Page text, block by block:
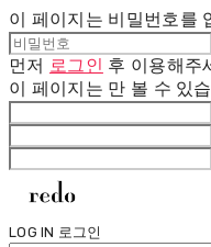
이 페이지는 비밀번호를
먼저 로그인 후 이용해주
이 페이지는 만 볼 수 있
LOG IN 로그인